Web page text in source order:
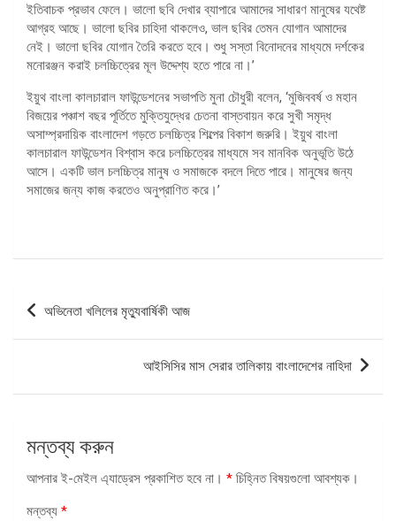
ইতিবাচক প্রভাব ফেলে। ভালাে ছবি দেখার ব্যাপারে আমাদের সাধারণ মানুষের যথেষ্ট
আগ্রহ আছে। ভালাে ছবির চাহিদা থাকলেও, ভাল ছবির তেমন যােগান আমাদের
নেই। ভালাে ছবির যােগান তৈরি করতে হবে। শুধু সস্তা বিনােদনের মাধ্যমে দর্শকের
মনােরঞ্জন করাই চলচ্চিত্রের মূল উদ্দেশ্য হতে পারে না।’
ইয়ুথ বাংলা কালচারাল ফাউন্ডেশনের সভাপতি মুনা চৌধুরী বলেন, ‘মুজিববর্ষ ও মহান
বিজয়ের পঞ্চাশ বছর পূর্তিতে মুক্তিযুদ্ধের চেতনা বাস্তবায়ন করে সুখী সমৃদ্ধ
অসাম্প্রদায়িক বাংলাদেশ গড়তে চলচ্চিত্র শিল্পের বিকাশ জরুরি। ইয়ুথ বাংলা
কালচারাল ফাউন্ডেশন বিশ্বাস করে চলচ্চিত্রের মাধ্যমে সব মানবিক অনুভূতি উঠে
আসে। একটি ভাল চলচ্চিত্র মানুষ ও সমাজকে বদলে দিতে পারে। মানুষের জন্য
সমাজের জন্য কাজ করতেও অনুপ্রাণিত করে।’
পোস্ট
অভিনেতা খলিলের মৃত্যুবার্ষিকী আজ
আইসিসির মাস সেরার তালিকায় বাংলাদেশের নাহিদা
মন্তব্য করুন
আপনার ই-মেইল এ্যাড্রেস প্রকাশিত হবে না। * চিহ্নিত বিষয়গুলো আবশ্যক।
মন্তব্য *